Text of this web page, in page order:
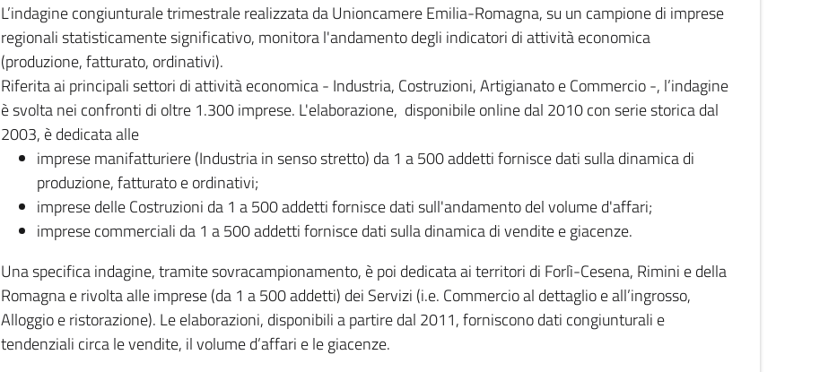
L’indagine congiunturale trimestrale realizzata da Unioncamere Emilia-Romagna, su un campione di imprese
regionali statisticamente significativo, monitora l'andamento degli indicatori di attività economica
(produzione, fatturato, ordinativi).
Riferita ai principali settori di attività economica - Industria, Costruzioni, Artigianato e Commercio -, l’indagine
è svolta nei confronti di oltre 1.300 imprese. L'elaborazione, disponibile online dal 2010 con serie storica dal
2003, è dedicata alle
imprese manifatturiere (Industria in senso stretto) da 1 a 500 addetti fornisce dati sulla dinamica di
produzione, fatturato e ordinativi;
imprese delle Costruzioni da 1 a 500 addetti fornisce dati sull'andamento del volume d'affari;
imprese commerciali da 1 a 500 addetti fornisce dati sulla dinamica di vendite e giacenze.
Una specifica indagine, tramite sovracampionamento, è poi dedicata ai territori di Forlì-Cesena, Rimini e della
Romagna e rivolta alle imprese (da 1 a 500 addetti) dei Servizi (i.e. Commercio al dettaglio e all’ingrosso,
Alloggio e ristorazione). Le elaborazioni, disponibili a partire dal 2011, forniscono dati congiunturali e
tendenziali circa le vendite, il volume d’affari e le giacenze.